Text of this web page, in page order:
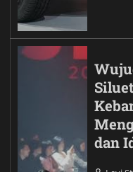
dan